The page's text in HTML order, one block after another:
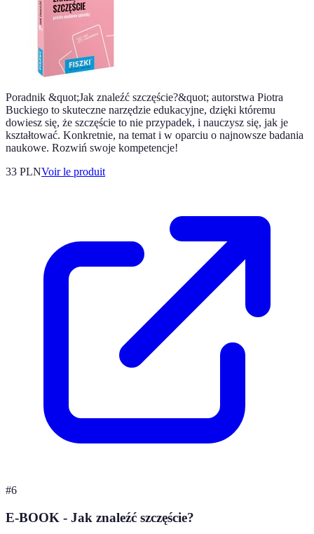
Poradnik &quot;Jak znaleźć szczęście?&quot; autorstwa Piotra
Buckiego to skuteczne narzędzie edukacyjne, dzięki któremu
dowiesz się, że szczęście to nie przypadek, i nauczysz się, jak je
kształtować. Konkretnie, na temat i w oparciu o najnowsze badania
naukowe. Rozwiń swoje kompetencje!
33 PLNVoir le produit
#6
E-BOOK - Jak znaleźć szczęście?